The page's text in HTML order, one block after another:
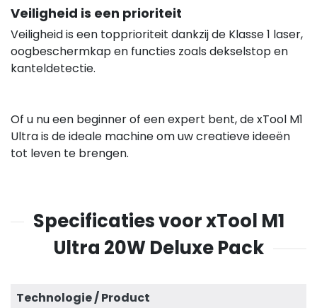
Veiligheid is een prioriteit
Veiligheid is een topprioriteit dankzij de Klasse 1 laser,
oogbeschermkap en functies zoals dekselstop en
kanteldetectie.
Of u nu een beginner of een expert bent, de xTool M1
Ultra is de ideale machine om uw creatieve ideeën
tot leven te brengen.
Specificaties voor xTool M1
Ultra 20W Deluxe Pack
Technologie / Product